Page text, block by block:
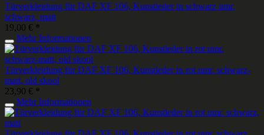
Türverkleidung für DAF XF 106, Kunstleder in schwarz umr.
schwarz, matt
19,00 € *
Mehr Informationen
Türverkleidung für DAF XF 106, Kunstleder in rot umr. schwarz-
matt, old skool
23,90 € *
Mehr Informationen